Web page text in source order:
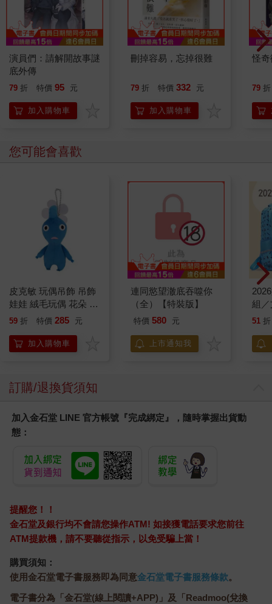
演員們：請解開故事謎
底外傳
79 折 特價 95 元
加入購物車
刪掉容易，忘掉很難
79 折 特價 332 元
加入購物車
怪
79 折
您可能會喜歡
皮克敏 玩偶吊飾 吊飾
娃娃 絨毛玩偶 花朵 葉
子 藍色皮克敏 紅色皮
Pikmin 任天堂 三英貿
易
59 折 特價 285 元
加入購物車
連同慾望澈底吞噬你
（全）【特裝版】
特價 580 元
上市通知我
組
51 折
訂購/退換貨須知
加入金石堂 LINE 官方帳號『完成綁定』，隨時掌握出貨動
態：
提醒您！！
金石堂及銀行均不會請您操作ATM! 如接獲電話要求您前往
ATM提款機，請不要聽從指示，以免受騙上當！
購買須知：
使用金石堂電子書服務即為同意金石堂電子書服務條款。
電子書分為「金石堂(線上閱讀+APP)」及「Readmoo(兌換